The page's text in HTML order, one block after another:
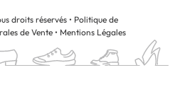
droits réservés • Politique de
de Vente • Mentions Légales